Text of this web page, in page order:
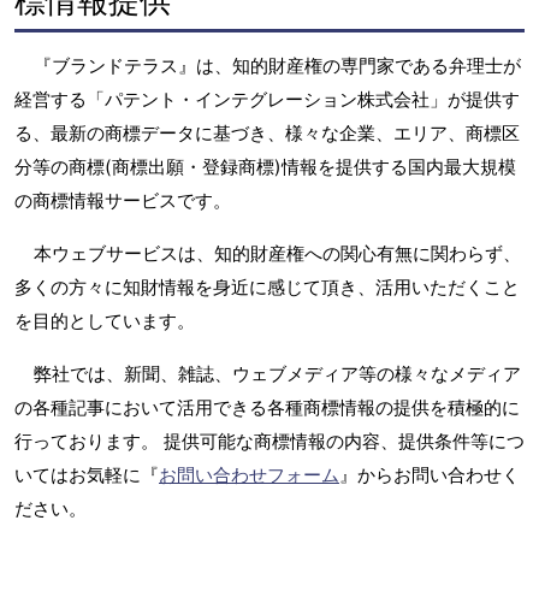
『ブランドテラス』は、知的財産権の専門家である弁理士が
経営する「パテント・インテグレーション株式会社」が提供す
る、最新の商標データに基づき、様々な企業、エリア、商標区
分等の商標(商標出願・登録商標)情報を提供する国内最大規模
の商標情報サービスです。
本ウェブサービスは、知的財産権への関心有無に関わらず、
多くの方々に知財情報を身近に感じて頂き、活用いただくこと
を目的としています。
弊社では、新聞、雑誌、ウェブメディア等の様々なメディア
の各種記事において活用できる各種商標情報の提供を積極的に
行っております。 提供可能な商標情報の内容、提供条件等につ
いてはお気軽に『お問い合わせフォーム』からお問い合わせく
ださい。